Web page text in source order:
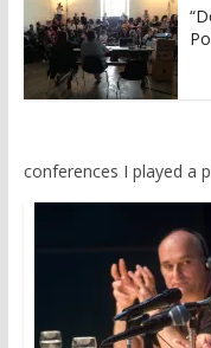
conferences I played a